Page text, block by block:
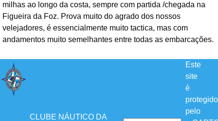
milhas ao longo da costa, sempre com partida /chegada na
Figueira da Foz. Prova muito do agrado dos nossos
velejadores, é essencialmente muito tactica, mas com
andamentos muito semelhantes entre todas as embarcações.
CLUBE NÁUTICO DA
Este
site
é
protegido
pelo